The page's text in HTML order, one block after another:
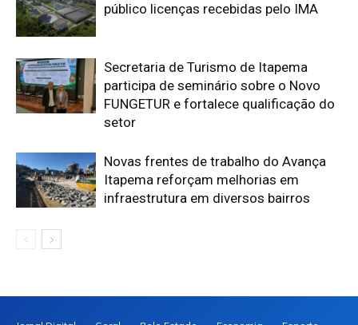
público licenças recebidas pelo IMA
Secretaria de Turismo de Itapema
participa de seminário sobre o Novo
FUNGETUR e fortalece qualificação do
setor
Novas frentes de trabalho do Avança
Itapema reforçam melhorias em
infraestrutura em diversos bairros